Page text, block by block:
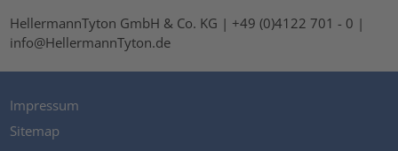
HellermannTyton GmbH & Co. KG | +49 (0)4122 701 - 0 |
info@HellermannTyton.de
Impressum
Sitemap